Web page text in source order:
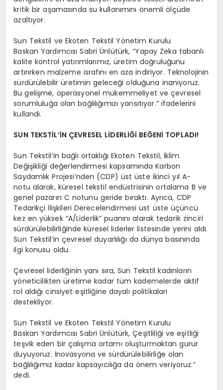
kritik bir aşamasında su kullanımını önemli ölçüde
azaltıyor.
Sun Tekstil ve Ekoten Tekstil Yönetim Kurulu
Baskan Yardımcısı Sabri Ünlütürk, “Yapay Zeka tabanlı
kalite kontrol yatırımlarımız, üretim doğruluğunu
artırırken malzeme israfını en aza indiriyor. Teknolojinin
sürdürülebilir üretimin geleceği olduğuna inanıyoruz.
Bu gelişme, operasyonel mükemmeliyet ve çevresel
sorumluluğa olan bağlılığımızı yansıtıyor.” ifadelerini
kullandı.
SUN TEKSTİL’İN ÇEVRESEL LİDERLİĞİ BEĞENİ TOPLADI!
Sun Tekstil’in bağlı ortaklığı Ekoten Tekstil, İklim
Değişikliği değerlendirmesi kapsamında Karbon
Saydamlık Projesi’nden (CDP) üst üste ikinci yıl A-
notu alarak, küresel tekstil endüstrisinin ortalama B ve
genel pazarın C notunu geride bıraktı. Ayrıca, CDP
Tedarikçi İlişkileri Derecelendirmesi üst üste üçüncü
kez en yüksek “A/Liderlik” puanını alarak tedarik zinciri
sürdürülebilirliğinde küresel liderler listesinde yerini aldı.
Sun Tekstil’in çevresel duyarlılığı da dünya basınında
ilgi konusu oldu.
Çevresel liderliğinin yanı sıra, Sun Tekstil kadınların
yöneticilikten üretime kadar tüm kademelerde aktif
rol aldığı cinsiyet eşitliğine dayalı politikaları
destekliyor.
Sun Tekstil ve Ekoten Tekstil Yönetim Kurulu
Baskan Yardımcısı Sabri Ünlütürk, Çeşitliliği ve eşitliği
teşvik eden bir çalışma ortamı oluşturmaktan gurur
duyuyoruz. İnovasyona ve sürdürülebilirliğe olan
bağlılığımız kadar kapsayıcılığa da önem veriyoruz.”
dedi.